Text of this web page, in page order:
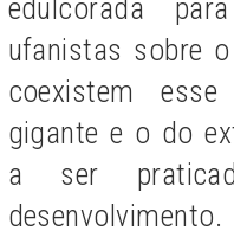
edulcorada
ufanistas sobre
coexistem
gigante e o do
a ser